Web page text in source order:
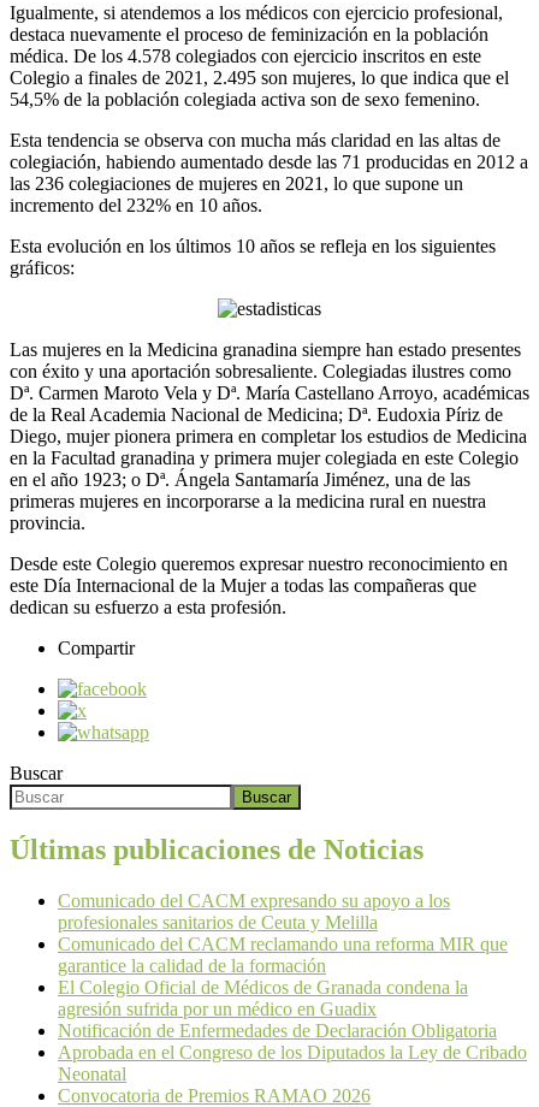
Igualmente, si atendemos a los médicos con ejercicio profesional,
destaca nuevamente el proceso de feminización en la población
médica. De los 4.578 colegiados con ejercicio inscritos en este
Colegio a finales de 2021, 2.495 son mujeres, lo que indica que el
54,5% de la población colegiada activa son de sexo femenino.
Esta tendencia se observa con mucha más claridad en las altas de
colegiación, habiendo aumentado desde las 71 producidas en 2012 a
las 236 colegiaciones de mujeres en 2021, lo que supone un
incremento del 232% en 10 años.
Esta evolución en los últimos 10 años se refleja en los siguientes
gráficos:
Las mujeres en la Medicina granadina siempre han estado presentes
con éxito y una aportación sobresaliente. Colegiadas ilustres como
Dª. Carmen Maroto Vela y Dª. María Castellano Arroyo, académicas
de la Real Academia Nacional de Medicina; Dª. Eudoxia Píriz de
Diego, mujer pionera primera en completar los estudios de Medicina
en la Facultad granadina y primera mujer colegiada en este Colegio
en el año 1923; o Dª. Ángela Santamaría Jiménez, una de las
primeras mujeres en incorporarse a la medicina rural en nuestra
provincia.
Desde este Colegio queremos expresar nuestro reconocimiento en
este Día Internacional de la Mujer a todas las compañeras que
dedican su esfuerzo a esta profesión.
Compartir
Buscar
Buscar
Últimas publicaciones de Noticias
Comunicado del CACM expresando su apoyo a los
profesionales sanitarios de Ceuta y Melilla
Comunicado del CACM reclamando una reforma MIR que
garantice la calidad de la formación
El Colegio Oficial de Médicos de Granada condena la
agresión sufrida por un médico en Guadix
Notificación de Enfermedades de Declaración Obligatoria
Aprobada en el Congreso de los Diputados la Ley de Cribado
Neonatal
Convocatoria de Premios RAMAO 2026